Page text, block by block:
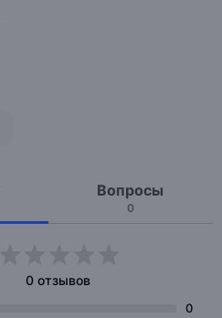
Вопросы
0
0 отзывов
0